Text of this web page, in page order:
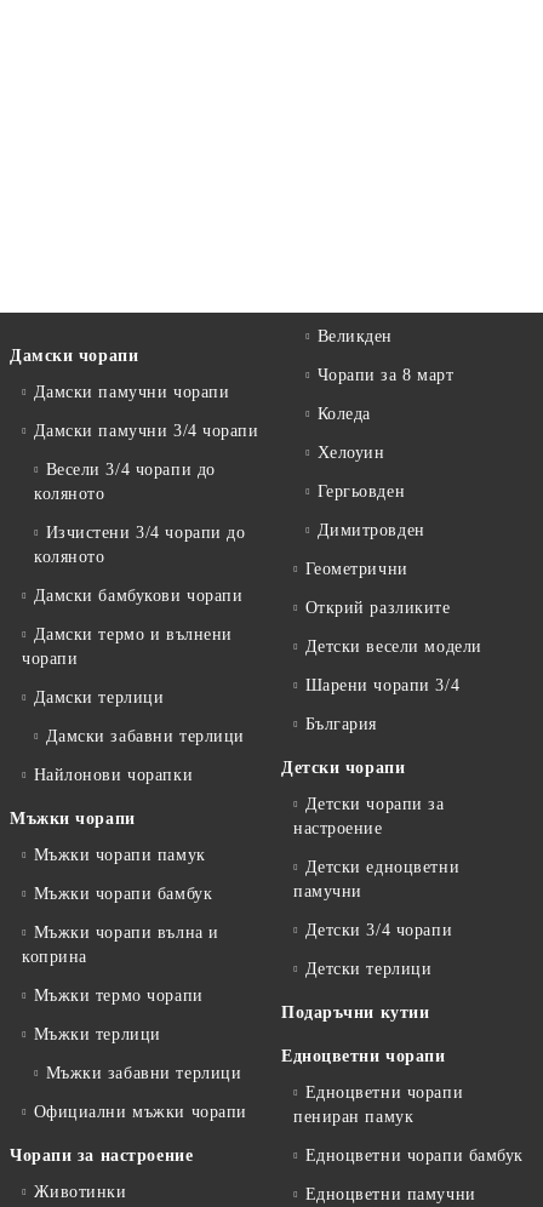
Дамски чорапи
Дамски памучни чорапи
Дамски памучни 3/4 чорапи
Весели 3/4 чорапи до
коляното
Изчистени 3/4 чорапи до
коляното
Дамски бамбукови чорапи
Дамски термо и вълнени
чорапи
Дамски терлици
Дамски забавни терлици
Найлонови чорапки
Мъжки чорапи
Мъжки чорапи памук
Мъжки чорапи бамбук
Мъжки чорапи вълна и
коприна
Мъжки термо чорапи
Мъжки терлици
Мъжки забавни терлици
Официални мъжки чорапи
Чорапи за настроение
Животинки
Великден
Чорапи за 8 март
Коледа
Хелоуин
Гергьовден
Димитровден
Геометрични
Открий разликите
Детски весели модели
Шарени чорапи 3/4
България
Детски чорапи
Детски чорапи за
настроение
Детски едноцветни
памучни
Детски 3/4 чорапи
Детски терлици
Подаръчни кутии
Едноцветни чорапи
Едноцветни чорапи
пениран памук
Едноцветни чорапи бамбук
Едноцветни памучни